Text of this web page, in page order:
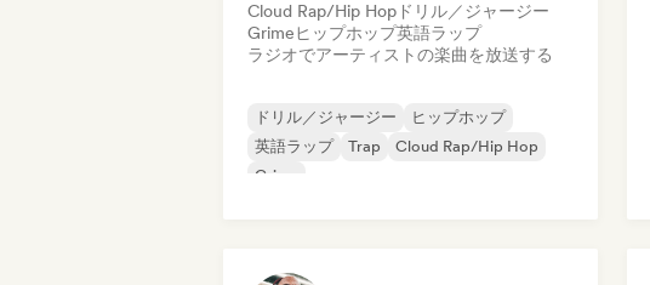
Cloud Rap/Hip Hop ドリル／ジャージー
Grimeヒップホップ英語ラップ
ラジオでアーティストの楽曲を放送する
ドリル／ジャージー
ヒップホップ
英語ラップ
Trap
Cloud Rap/Hip Hop
Grime